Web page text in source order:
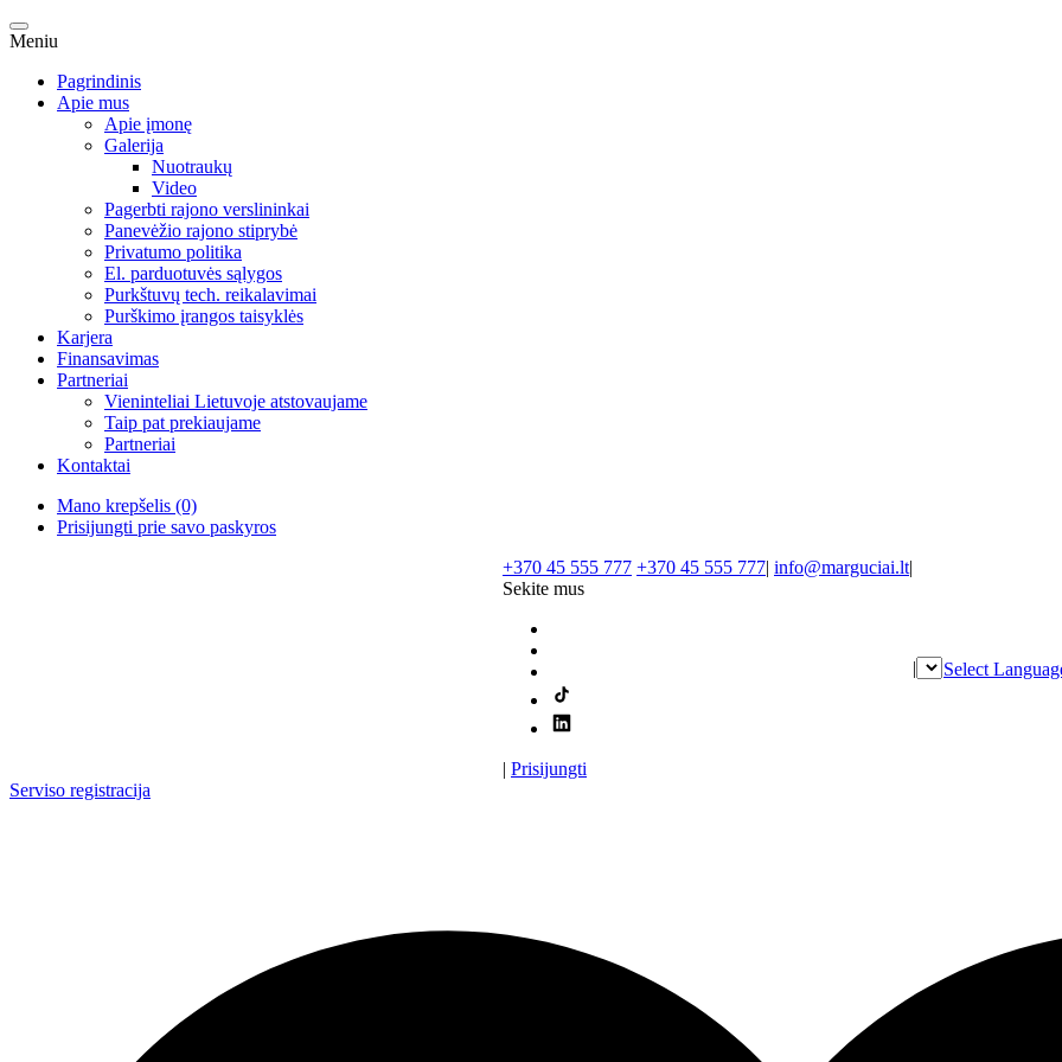
Meniu
Pagrindinis
Apie mus
Apie įmonę
Galerija
Nuotraukų
Video
Pagerbti rajono verslininkai
Panevėžio rajono stiprybė
Privatumo politika
El. parduotuvės sąlygos
Purkštuvų tech. reikalavimai
Purškimo įrangos taisyklės
Karjera
Finansavimas
Partneriai
Vieninteliai Lietuvoje atstovaujame
Taip pat prekiaujame
Partneriai
Kontaktai
Mano krepšelis (0)
Prisijungti prie savo paskyros
+370 45 555 777 +370 45 555 777| info@marguciai.lt|
Sekite mus
| Prisijungti
| Select
Serviso registracija